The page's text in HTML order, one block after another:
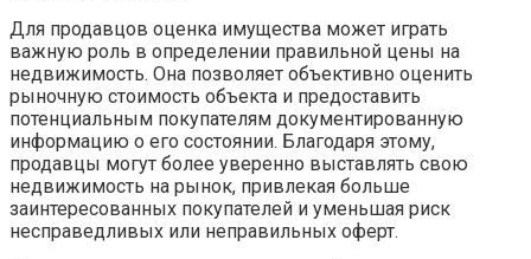
Для продавцов оценка имущества может играть
важную роль в определении правильной цены на
недвижимость. Она позволяет объективно оценить
рыночную стоимость объекта и предоставить
потенциальным покупателям документированную
информацию о его состоянии. Благодаря этому,
продавцы могут более уверенно выставлять свою
недвижимость на рынок, привлекая больше
заинтересованных покупателей и уменьшая риск
несправедливых или неправильных оферт.